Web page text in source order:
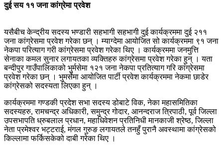
दुई सय ११ जना कांग्रेमा प्रवेश
यसैबीच केन्द्रीय सदस्य भण्डारी सहभागी सहभागी दुई कार्यक्रममा दुई २११
जना कांग्रेसमा प्रवेश गरेका छन् । म्याग्देमा आयोजित सो कार्यक्रममा ९१ जना
नेकपा परित्याग गरी कांग्रेसमा प्रवेश गरेका थिए । कार्यक्रममा जनमुत्ति
सेनाका कमल सुनार लगायतका व्यक्तिहरु कांग्रेसमा प्रवेश गरेका हुन् । यता
बन्दीपुर गाउँपालिकाको भुर्मसेमा १२१ जना नेकपा प्रतित्याग गरि कांग्रेसमा
प्रवेश गरेका छन् । भुमर्सेमा आयोजित पार्टी प्रवेश कार्यक्रममा नेकमा छाडेर
कांग्रेसको सदस्यता लिएका हुन् ।
कार्यक्रममा गण्डकी प्रदेश सभा सदस्य डोबाटे विक, नेका महासमितिका
सदस्यहरु, रामचन्द्र अधिकारी, समुन्द्र गोदार, आनन्दराज त्रिपाठी, पूर्व जिल्ला
उपसभापति ध्रुबलाल प्रधान, महाधिवेशन प्रतिनिधी मानकाजी श्रेष्ठ, जिल्ला
नेता प्रमेश्वर भट्टराई, मंगल गुरुङ लगायतले तनहुँ पुरानै अवस्थामा कांग्रेसको
किल्लामा फर्किसकेको दाबी गरेका थिए ।